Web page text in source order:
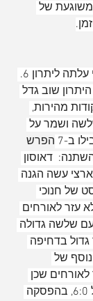
שלשה משוגעת של
בתחילת הרבע השני מכבי עלתה ליתרון 6.
שוב גדל
האריס צימק עם 5 נקודות מהירות,
ושמר על
הפרש סביר. האורחים הובילו ב-7 הפרש
השתנה:  דאוסון
עשה הגנה
של חנוכי
עזר לאורחים
עם שלשה גדולה
11:0 ומהפך גדול בדחיפה
של
שכן
הם הגיבו בריצה נגדית של 6:0, בהפסקה